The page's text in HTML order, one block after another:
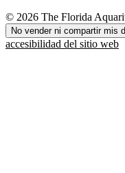
© 2026 The Florida
No vender ni compartir mis
accesibilidad del sitio web